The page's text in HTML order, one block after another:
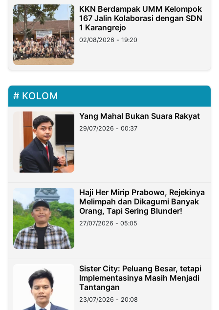
KKN Berdampak UMM Kelompok
167 Jalin Kolaborasi dengan SDN
1 Karangrejo
02/08/2026 - 19:20
KOLOM
Yang Mahal Bukan Suara Rakyat
29/07/2026 - 00:37
Haji Her Mirip Prabowo, Rejekinya
Melimpah dan Dikagumi Banyak
Orang, Tapi Sering Blunder!
27/07/2026 - 05:05
Sister City: Peluang Besar, tetapi
Implementasinya Masih Menjadi
Tantangan
23/07/2026 - 20:08